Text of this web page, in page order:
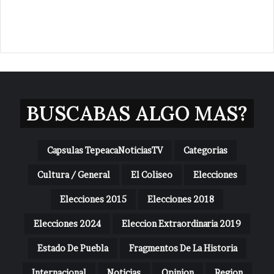
BUSCABAS ALGO MAS?
Capsulas TepeacaNoticiasTV Categorias
Cultura / General El Coliseo Elecciones
Elecciones 2015 Elecciones 2018
Elecciones 2024 Eleccion Extraordinaria 2019
Estado De Puebla Fragmentos De La Historia